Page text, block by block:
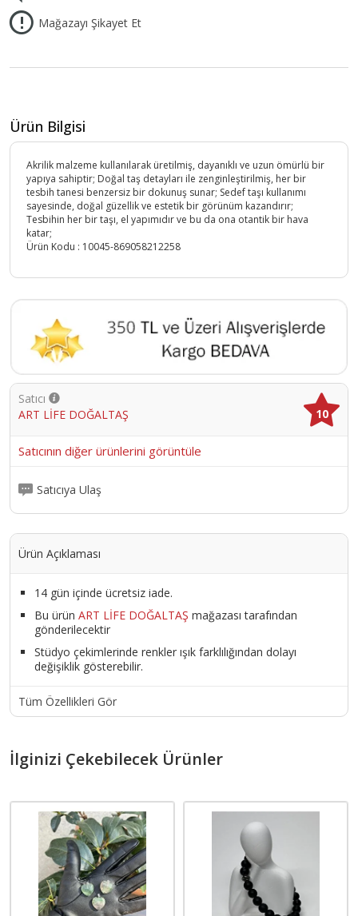
Mağazayı Şikayet Et
Ürün Bilgisi
Akrilik malzeme kullanılarak üretilmiş, dayanıklı ve uzun ömürlü bir
yapıya sahiptir; Doğal taş detayları ile zenginleştirilmiş, her bir
tesbih tanesi benzersiz bir dokunuş sunar; Sedef taşı kullanımı
sayesinde, doğal güzellik ve estetik bir görünüm kazandırır;
Tesbihin her bir taşı, el yapımıdır ve bu da ona otantik bir hava
katar;
Ürün Kodu : 10045-869058212258
Satıcı
ART LİFE DOĞALTAŞ
10
Satıcının diğer ürünlerini görüntüle
Satıcıya Ulaş
Ürün Açıklaması
14 gün içinde ücretsiz iade.
Bu ürün ART LİFE DOĞALTAŞ mağazası tarafından
gönderilecektir
Stüdyo çekimlerinde renkler ışık farklılığından dolayı
değişiklik gösterebilir.
Tüm Özellikleri Gör
İlginizi Çekebilecek Ürünler